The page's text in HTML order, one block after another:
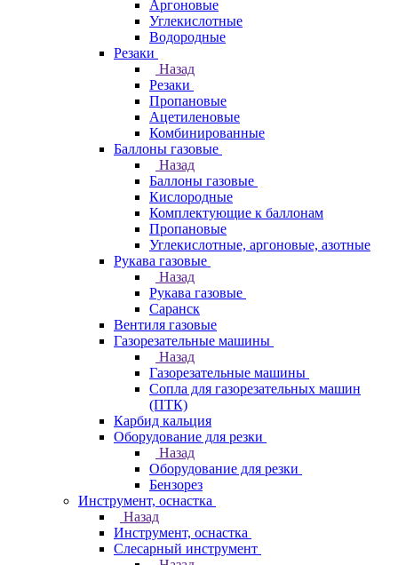
Аргоновые
Углекислотные
Водородные
Резаки
Назад
Резаки
Пропановые
Ацетиленовые
Комбинированные
Баллоны газовые
Назад
Баллоны газовые
Кислородные
Комплектующие к баллонам
Пропановые
Углекислотные, аргоновые, азотные
Рукава газовые
Назад
Рукава газовые
Саранск
Вентиля газовые
Газорезательные машины
Назад
Газорезательные машины
Сопла для газорезательных машин
(ПТК)
Карбид кальция
Оборудование для резки
Назад
Оборудование для резки
Бензорез
Инструмент, оснастка
Назад
Инструмент, оснастка
Слесарный инструмент